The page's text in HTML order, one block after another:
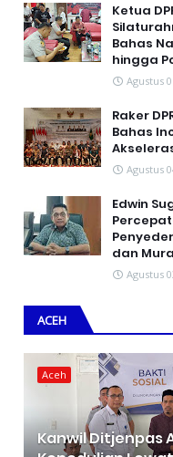
Ketua
Bahas
hingga
Agustus
Raker
Bahas
Agustus
Edwin
dan
Agustus
ACEH
Aceh
Kanwil Ditjenpas